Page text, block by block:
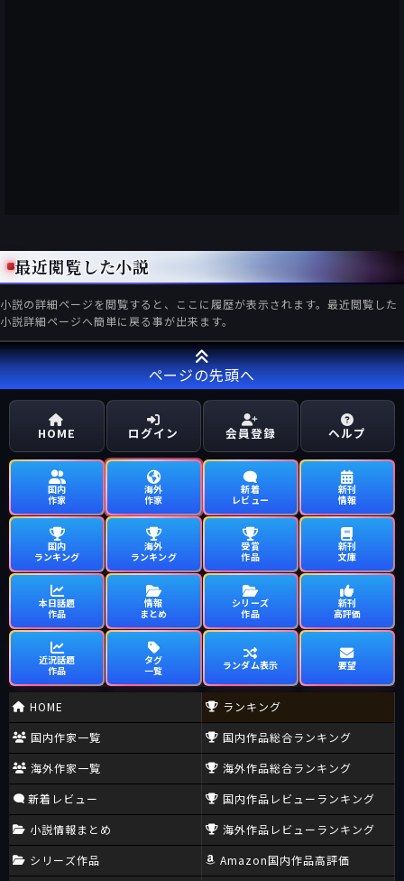
最近閲覧した小説
小説の詳細ページを閲覧すると、ここに履歴が表示されます。最近閲覧した
小説詳細ページへ簡単に戻る事が出来ます。
ページの先頭へ
HOME ログイン 会員登録 ヘルプ
国内
作家
海外
作家
新着
レビュー
新刊
情報
国内
ランキング
海外
ランキング
受賞
作品
新刊
文庫
本日話題
作品
情報
まとめ
シリーズ
作品
新刊
高評価
近況話題
作品
タグ
一覧
ランダム表示 要望
HOME
国内作家一覧
海外作家一覧
新着レビュー
小説情報まとめ
シリーズ作品
ランキング
国内作品総合ランキング
海外作品総合ランキング
国内作品レビューランキング
海外作品レビューランキング
Amazon国内作品高評価